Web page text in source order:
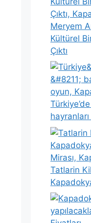
Meryem
Kültürel
Çıktı
Tatlarin